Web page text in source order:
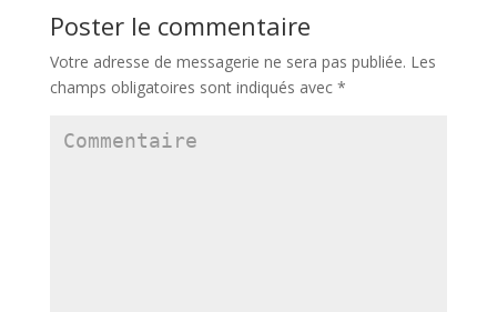
Poster le commentaire
Votre adresse de messagerie ne sera pas publiée. Les
champs obligatoires sont indiqués avec *